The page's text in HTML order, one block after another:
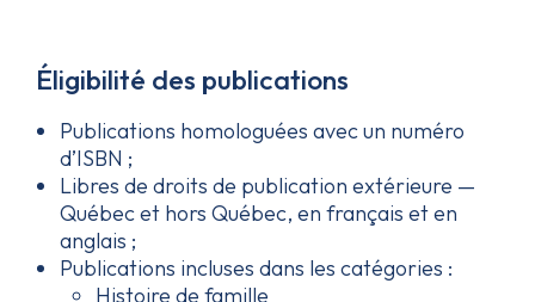
Éligibilité des publications
Publications homologuées avec un numéro
d’ISBN ;
Libres de droits de publication extérieure —
Québec et hors Québec, en français et en
anglais ;
Publications incluses dans les catégories :
Histoire de famille